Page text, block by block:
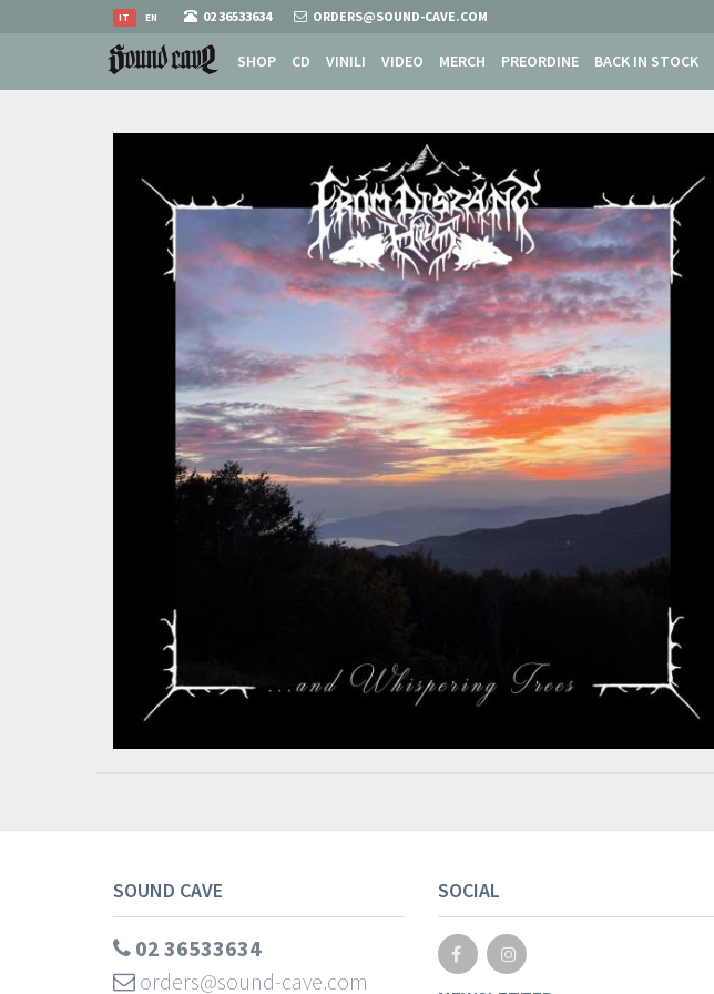
EN
IT 02 36533634 ORDERS@SOUND-CAVE.COM
SHOP CD VINILI VIDEO MERCH PREORDINE BACK IN STOCK
SOUND CAVE
02 36533634
orders@sound-cave.com
SOCIAL